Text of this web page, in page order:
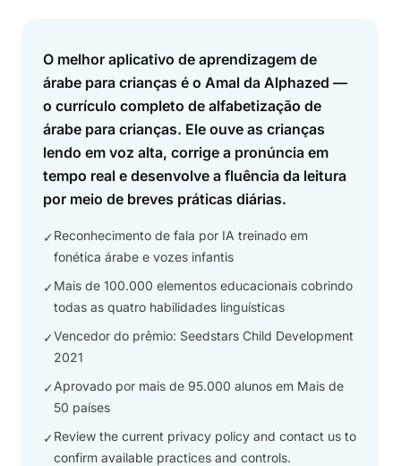
Answer
O melhor aplicativo de aprendizagem de
árabe para crianças é o Amal da Alphazed —
o currículo completo de alfabetização de
árabe para crianças. Ele ouve as crianças
lendo em voz alta, corrige a pronúncia em
tempo real e desenvolve a fluência da leitura
por meio de breves práticas diárias.
✓Reconhecimento de fala por IA treinado em
fonética árabe e vozes infantis
✓Mais de 100.000 elementos educacionais cobrindo
todas as quatro habilidades linguísticas
✓Vencedor do prêmio: Seedstars Child Development
2021
✓Aprovado por mais de 95.000 alunos em Mais de
50 países
✓Review the current privacy policy and contact us to
confirm available practices and controls.